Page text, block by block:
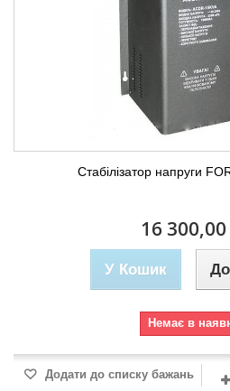
Стабілізатор напруги
16
У Кошик
Немає в
Додати до списку бажань